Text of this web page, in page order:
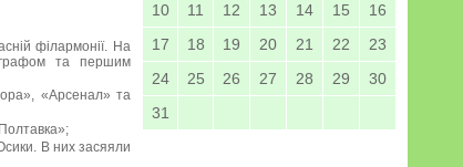
10
11 12 13 14 15
16
17
18 19 20 21 22
23
24
25 26 27 28 29
30
31
філармонії. На
та першим
«Арсенал» та
В них засяяли